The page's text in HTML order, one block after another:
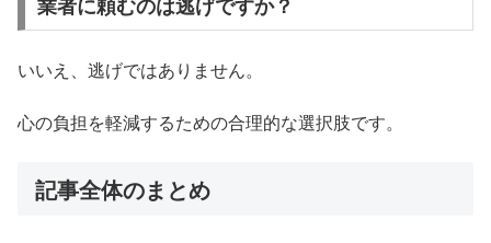
いいえ、逃げではありません。
心の負担を軽減するための合理的な選択肢です。
記事全体のまとめ